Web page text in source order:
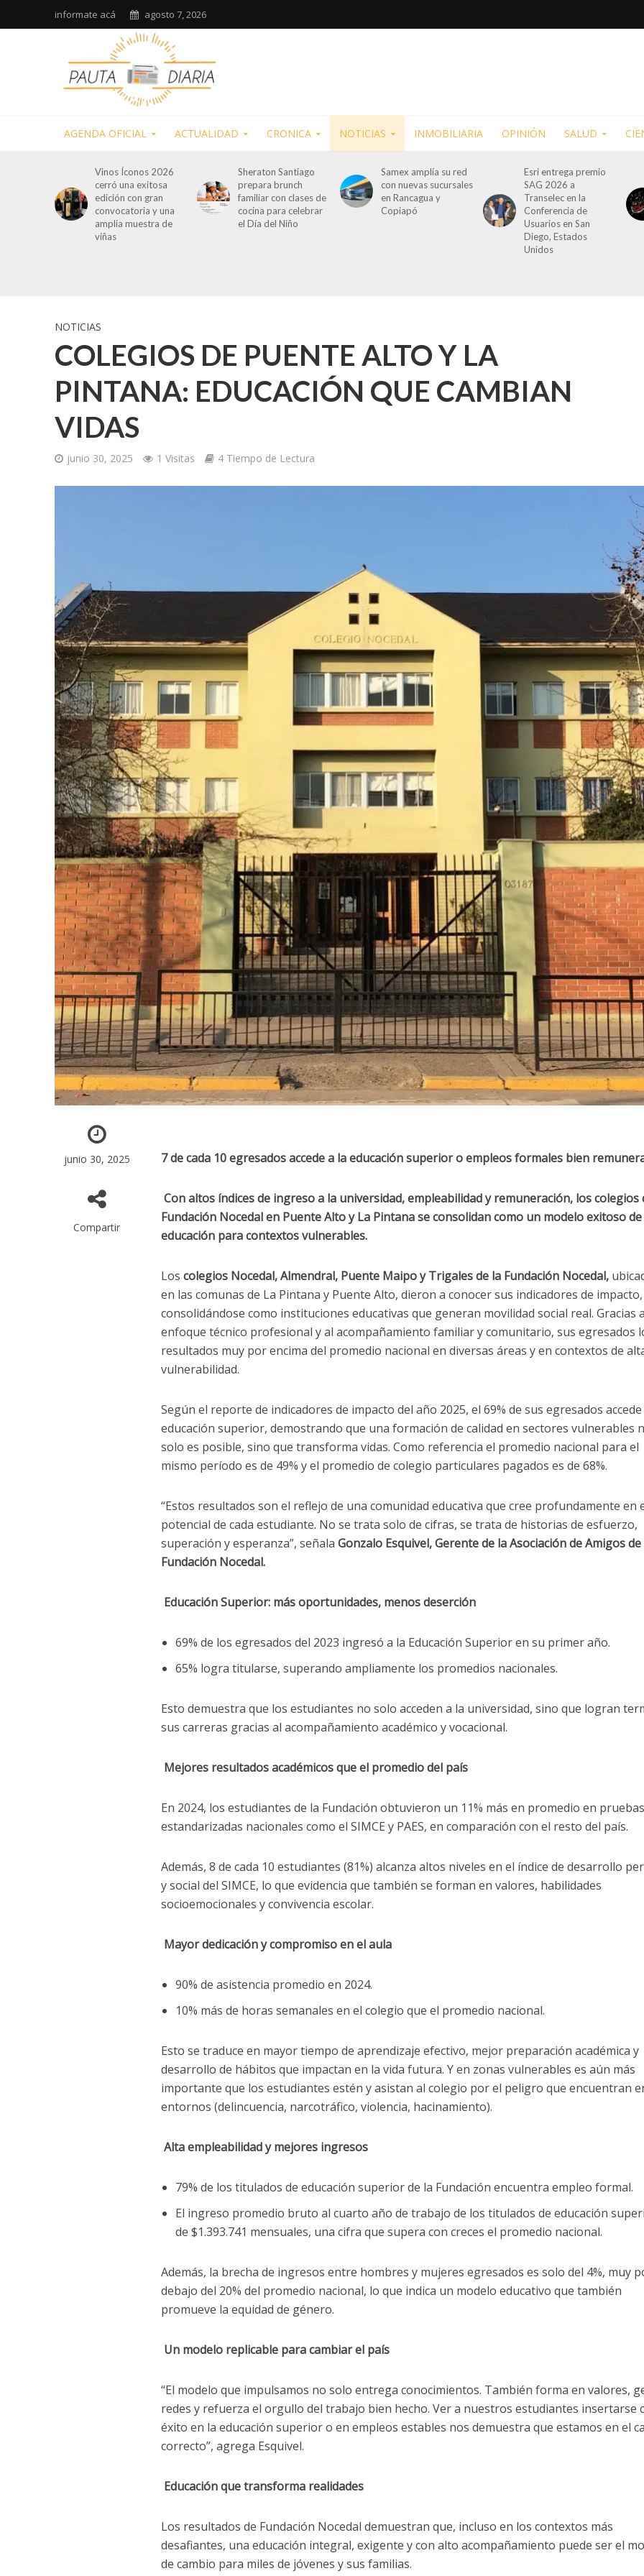
informate acá agosto 7, 2026
AGENDA OFICIAL ACTUALIDAD CRONICA NOTICIAS INMOBILIARIA OPINIÓN SALUD
Vinos Íconos 2026
cerró una exitosa
edición con gran
convocatoria y una
amplia muestra de
viñas
Sheraton Santiago
prepara brunch
familiar con clases de
cocina para celebrar
el Día del Niño
Samex amplía su red
con nuevas sucursales
en Rancagua y
Copiapó
Esri entrega premio
SAG 2026 a
Transelec en la
Conferencia de
Usuarios en San
Diego, Estados
Unidos
NOTICIAS
COLEGIOS DE PUENTE ALTO Y LA
PINTANA: EDUCACIÓN QUE CAMBIAN
VIDAS
junio 30, 2025 1 Visitas 4 Tiempo de Lectura
junio 30, 2025
Compartir
7 de cada 10 egresados accede a la educación superior o empleos formales bien
Con altos índices de ingreso a la universidad, empleabilidad y remuneración, los colegios
Fundación Nocedal en Puente Alto y La Pintana se consolidan como un modelo exitoso de
educación para contextos vulnerables.
Loscolegios Nocedal, Almendral, Puente Maipo y Trigales de la Fundación Nocedal,
en las comunas de La Pintana y Puente Alto, dieron a conocer sus indicadores de impacto,
consolidándose como instituciones educativas que generan movilidad social real. Gracias
enfoque técnico profesional y al acompañamiento familiar y comunitario, sus egresados
resultados muy por encima del promedio nacional en diversas áreas y en contextos de
vulnerabilidad.
Según el reporte de indicadores de impacto del año 2025, el 69% de sus egresados accede
educación superior, demostrando que una formación de calidad en sectores vulnerables
solo es posible, sino que transforma vidas. Como referencia el promedio nacional para el
mismo período es de 49% y el promedio de colegio particulares pagados es de 68%.
“Estos resultados son el reflejo de una comunidad educativa que cree profundamente en
potencial de cada estudiante. No se trata solo de cifras, se trata de historias de esfuerzo,
superación y esperanza”, señalaGonzalo Esquivel, Gerente de la Asociación de Amigos de
Fundación Nocedal.
Educación Superior: más oportunidades, menos deserción
69% de los egresados del 2023 ingresó a la Educación Superior en su primer año.
65% logra titularse, superando ampliamente los promedios nacionales.
Esto demuestra que los estudiantes no solo acceden a la universidad, sino que logran
sus carreras gracias al acompañamiento académico y vocacional.
Mejores resultados académicos que el promedio del país
En 2024, los estudiantes de la Fundación obtuvieron un 11% más en promedio en pruebas
estandarizadas nacionales como el SIMCE y PAES, en comparación con el resto del país.
Además, 8 de cada 10 estudiantes (81%) alcanza altos niveles en el índice de desarrollo
y social del SIMCE, lo que evidencia que también se forman en valores, habilidades
socioemocionales y convivencia escolar.
Mayor dedicación y compromiso en el aula
90% de asistencia promedio en 2024.
10% más de horas semanales en el colegio que el promedio nacional.
Esto se traduce en mayor tiempo de aprendizaje efectivo, mejor preparación académica y
desarrollo de hábitos que impactan en la vida futura. Y en zonas vulnerables es aún más
importante que los estudiantes estén y asistan al colegio por el peligro que encuentran
entornos (delincuencia, narcotráfico, violencia, hacinamiento).
Alta empleabilidad y mejores ingresos
79% de los titulados de educación superior de la Fundación encuentra empleo formal.
El ingreso promedio bruto al cuarto año de trabajo de los titulados de educación
de $1.393.741 mensuales, una cifra que supera con creces el promedio nacional.
Además, la brecha de ingresos entre hombres y mujeres egresados es solo del 4%, muy
debajo del 20% del promedio nacional, lo que indica un modelo educativo que también
promueve la equidad de género.
Un modelo replicable para cambiar el país
“El modelo que impulsamos no solo entrega conocimientos. También forma en valores,
redes y refuerza el orgullo del trabajo bien hecho. Ver a nuestros estudiantes insertarse
éxito en la educación superior o en empleos estables nos demuestra que estamos en el
correcto”, agrega Esquivel.
Educación que transforma realidades
Los resultados de Fundación Nocedal demuestran que, incluso en los contextos más
desafiantes, una educación integral, exigente y con alto acompañamiento puede ser el
de cambio para miles de jóvenes y sus familias.